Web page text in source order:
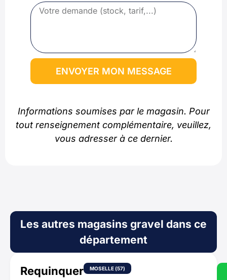
ENVOYER MON MESSAGE
Informations soumises par le magasin. Pour
tout renseignement complémentaire, veuillez,
vous adresser à ce dernier.
Les autres magasins gravel dans ce
département
Requinquer MOSELLE (57)